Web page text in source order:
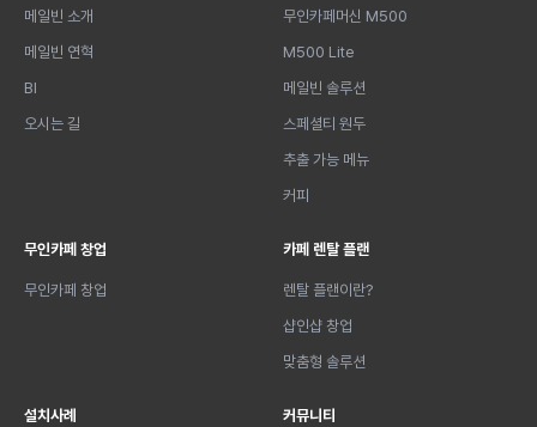
메일빈 소개
메일빈 연혁
BI
오시는 길
무인카페머신 M500
M500 Lite
메일빈 솔루션
스페셜티 원두
추출 가능 메뉴
커피
무인카페 창업
무인카페 창업
카페 렌탈 플랜
렌탈 플랜이란?
샵인샵 창업
맞춤형 솔루션
설치사례 커뮤니티